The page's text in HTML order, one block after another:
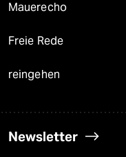
Mauerecho
Freie Rede
reingehen
Newsletter